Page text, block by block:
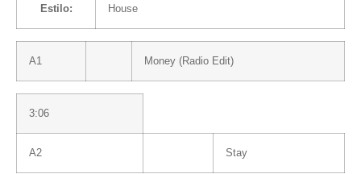
Estilo: House
A1 Money (Radio Edit)
3:06
A2 Stay